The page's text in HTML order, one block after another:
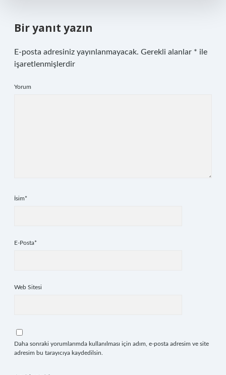
Bir yanıt yazın
E-posta adresiniz yayınlanmayacak. Gerekli alanlar * ile
işaretlenmişlerdir
Yorum
İsim*
E-Posta*
Web Sitesi
Daha sonraki yorumlarımda kullanılması için adım, e-posta adresim ve site
adresim bu tarayıcıya kaydedilsin.